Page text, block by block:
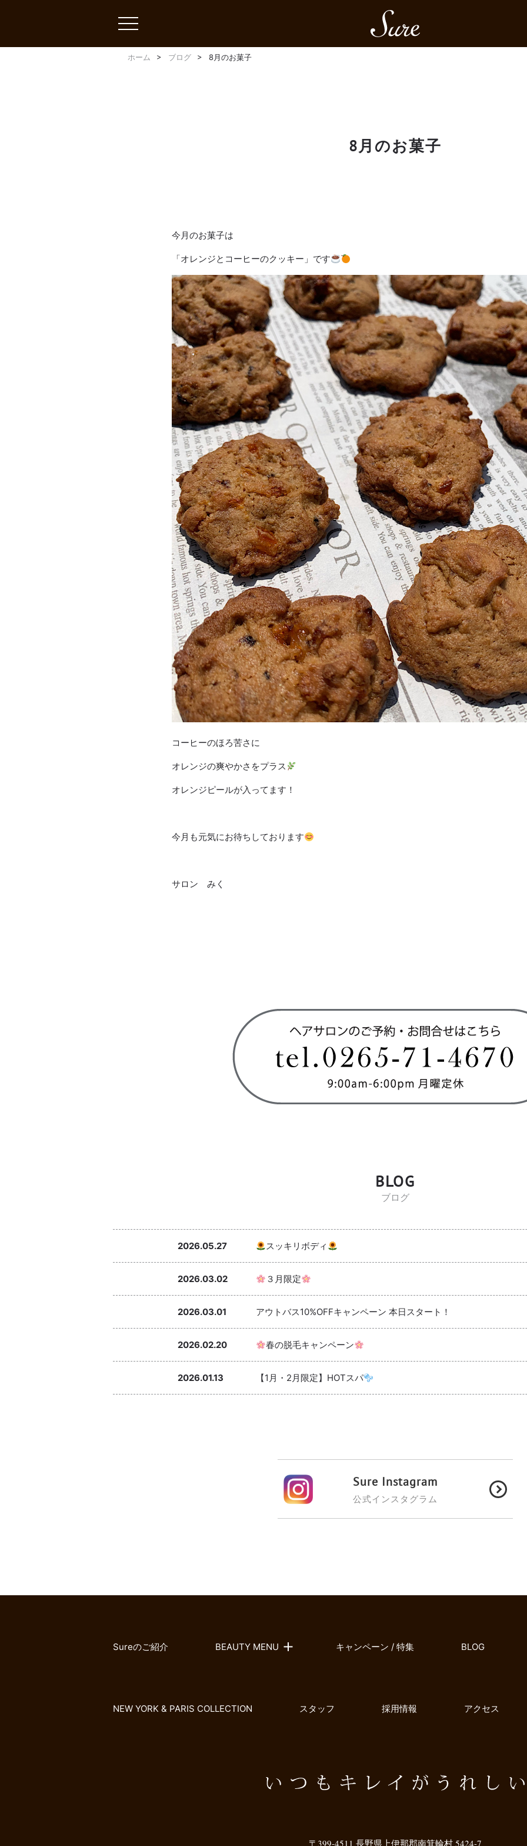
toggle
ホーム ブログ 8月のお菓子
8月のお菓子
今月のお菓子は
「オレンジとコーヒーのクッキー」です
コーヒーのほろ苦さに
オレンジの爽やかさをプラス
オレンジピールが入ってます！
今月も元気にお待ちしております
サロン みく
BLOG
ブログ
2026.05.27 スッキリボディ
2026.03.02 ３月限定
2026.03.01 アウトバス10%OFFキャンペーン 本日スタート！
2026.02.20 春の脱毛キャンペーン
2026.01.13 【1月・2月限定】HOTスパ
Sure Instagram
公式インスタグラム
Sureのご紹介 BEAUTY MENU キャンペーン / 特集 BLOG
NEW YORK & PARIS COLLECTION スタッフ 採用情報 アクセス
〒399-4511 長野県上伊那郡南箕輪村 5424-7